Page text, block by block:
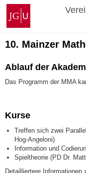
Zum
Inhalt
springen
Johannes
Gutenberg-
Universität
Mainz
10. Mainzer
Ablauf der
Das Programm der MMA
Kurse
Treffen sich zwei
Hog-Angeloni)
Information und
Spieltheorie (PD Dr.
Detailliertere Informationen